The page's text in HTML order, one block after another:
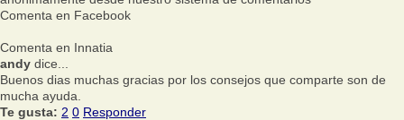
Comenta en Facebook
Comenta en Innatia
andy dice...
Buenos dias muchas gracias por los consejos que comparte son de
mucha ayuda.
Te gusta: 2 0 Responder